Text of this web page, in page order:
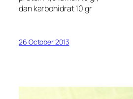
dan karbohidrat 10 gr
26 October 2013